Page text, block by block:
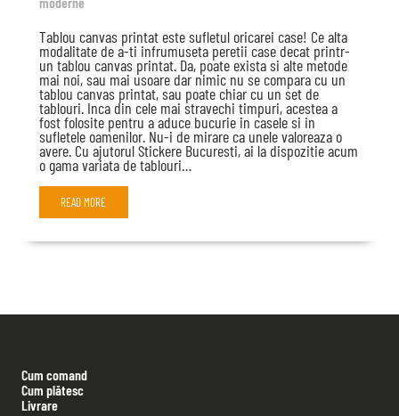
Tablou canvas printat este sufletul oricarei case! Ce alta
modalitate de a-ti infrumuseta peretii case decat printr-
un tablou canvas printat. Da, poate exista si alte metode
mai noi, sau mai usoare dar nimic nu se compara cu un
tablou canvas printat, sau poate chiar cu un set de
tablouri. Inca din cele mai stravechi timpuri, acestea a
fost folosite pentru a aduce bucurie in casele si in
sufletele oamenilor. Nu-i de mirare ca unele valoreaza o
avere. Cu ajutorul Stickere Bucuresti, ai la dispozitie acum
o gama variata de tablouri…
READ MORE
Cum comand
Cum plătesc
Livrare